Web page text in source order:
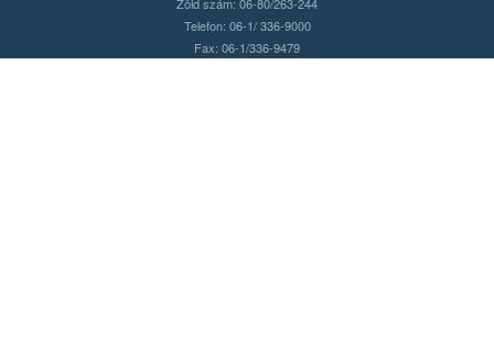
Telefon: 06-1/ 336-9000
Fax: 06-1/336-9479